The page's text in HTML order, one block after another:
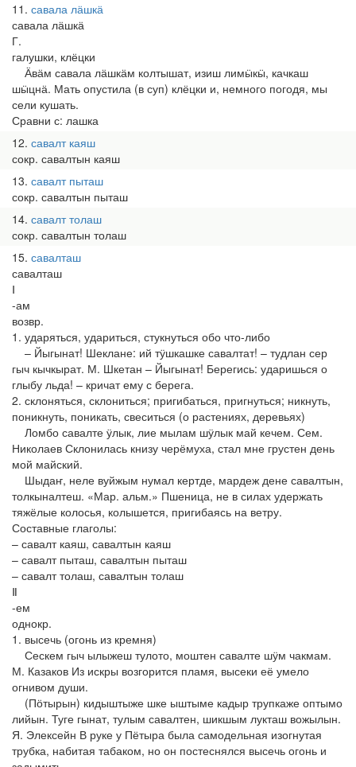
11 савала лӓшкӓ
савала лӓшкӓ
Г.
галушки, клёцки
Ӓвӓм савала лӓшкӓм колтышат, изиш лимӹкӹ, качкаш
шӹцнӓ. Мать опустила (в суп) клёцки и, немного погодя, мы
сели кушать.
Сравни с: лашка
12 савалт каяш
сокр. савалтын каяш
13 савалт пыташ
сокр. савалтын пыташ
14 савалт толаш
сокр. савалтын толаш
15 савалташ
савалташ
Ⅰ
-ам
возвр.
1. ударяться, удариться, стукнуться обо что-либо
– Йыгынат! Шеклане: ий тӱшкашке савалтат! – тудлан сер
гыч кычкырат. М. Шкетан – Йыгынат! Берегись: ударишься о
глыбу льда! – кричат ему с берега.
2. склоняться, склониться; пригибаться, пригнуться; никнуть,
поникнуть, поникать, свеситься (о растениях, деревьях)
Ломбо савалте ӱлык, лие мылам шӱлык май кечем. Сем.
Николаев Склонилась книзу черёмуха, стал мне грустен день
мой майский.
Шыдаҥ, неле вуйжым нумал кертде, мардеж дене савалтын,
толкыналтеш. «Мар. альм.» Пшеница, не в силах удержать
тяжёлые колосья, колышется, пригибаясь на ветру.
Составные глаголы:
– савалт каяш, савалтын каяш
– савалт пыташ, савалтын пыташ
– савалт толаш, савалтын толаш
Ⅱ
-ем
однокр.
1. высечь (огонь из кремня)
Сескем гыч ылыжеш тулото, моштен савалте шӱм чакмам.
М. Казаков Из искры возгорится пламя, высеки её умело
огнивом души.
(Пӧтырын) кидыштыже шке ыштыме кадыр трупкаже оптымо
лийын. Туге гынат, тулым савалтен, шикшым лукташ вожылын.
Я. Элексейн В руке у Пётыра была самодельная изогнутая
трубка, набитая табаком, но он постеснялся высечь огонь и